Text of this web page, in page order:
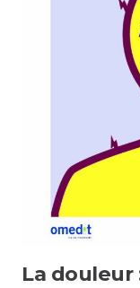
La